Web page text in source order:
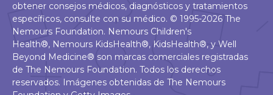
obtener consejos médicos, diagnósticos y tratamientos
específicos, consulte con su médico. © 1995-2026 The
Nemours Foundation. Nemours Children's
Health®, Nemours KidsHealth®, KidsHealth®, y Well
Beyond Medicine® son marcas comerciales registradas
de The Nemours Foundation. Todos los derechos
reservados. Imágenes obtenidas de The Nemours